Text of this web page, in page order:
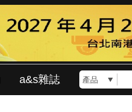
a&s雜誌